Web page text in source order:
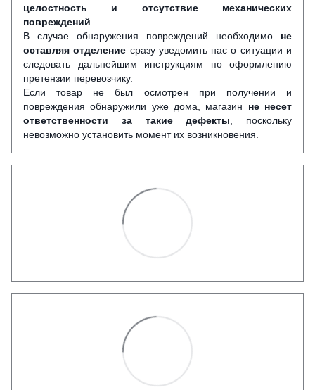
целостность и отсутствие механических
повреждений
В случае обнаружения повреждений необходимо не
оставляя отделение сразу уведомить нас о ситуации и
следовать дальнейшим инструкциям по оформлению
претензии перевозчику.
Если товар не был осмотрен при получении и
повреждения обнаружили уже дома, магазин не несет
ответственности за такие дефекты , поскольку
невозможно установить момент их возникновения.